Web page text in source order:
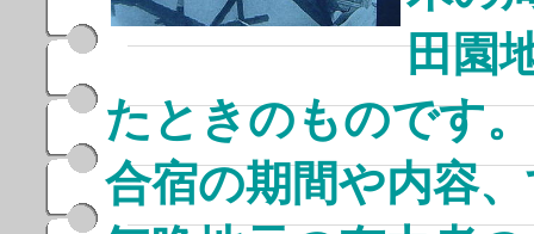
田園
たときのものです。
合宿の期間や内容